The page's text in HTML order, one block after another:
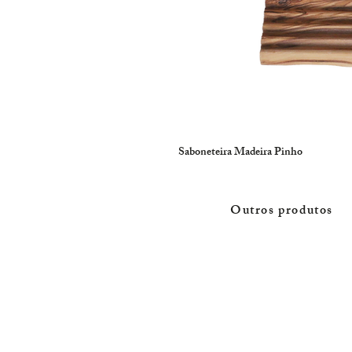
Saboneteira Madeira Pinho
Outros produtos